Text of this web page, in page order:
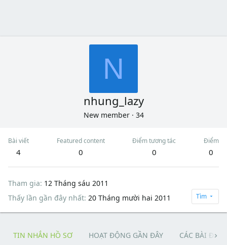
N
nhung_lazy
New member · 34
Bài viết
4
Featured content
0
Điểm tương tác
0
Điểm
0
Tham gia 12 Tháng sáu 2011
Thấy lần gần đây nhất 20 Tháng mười hai 2011 Tìm
TIN NHẮN HỒ SƠ HOẠT ĐỘNG GẦN ĐÂY CÁC BÀI